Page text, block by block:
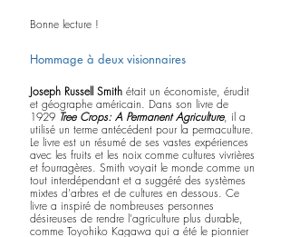
Bonne lecture !
Hommage à deux visionnaires
Joseph Russell Smith était un économiste, érudit
et géographe américain. Dans son livre de
1929 Tree Crops: A Permanent Agriculture, il a
utilisé un terme antécédent pour la permaculture.
Le livre est un résumé de ses vastes expériences
avec les fruits et les noix comme cultures vivrières
et fourragères. Smith voyait le monde comme un
tout interdépendant et a suggéré des systèmes
mixtes d'arbres et de cultures en dessous. Ce
livre a inspiré de nombreuses personnes
désireuses de rendre l'agriculture plus durable,
comme Toyohiko Kagawa qui a été le pionnier